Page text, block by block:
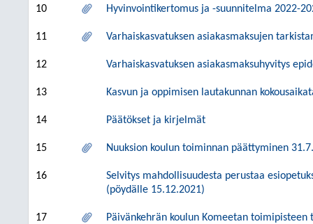
10 Hyvinvointikertomus ja -suunnitelma 2022-
11 Varhaiskasvatuksen asiakasmaksujen
12 Varhaiskasvatuksen asiakasmaksuhyvitys
13 Kasvun ja oppimisen lautakunnan
14 Päätökset ja kirjelmät
15 Nuuksion koulun toiminnan päättyminen
16
Selvitys mahdollisuudesta perustaa
(pöydälle 15.12.2021)
17 Päivänkehrän koulun Komeetan